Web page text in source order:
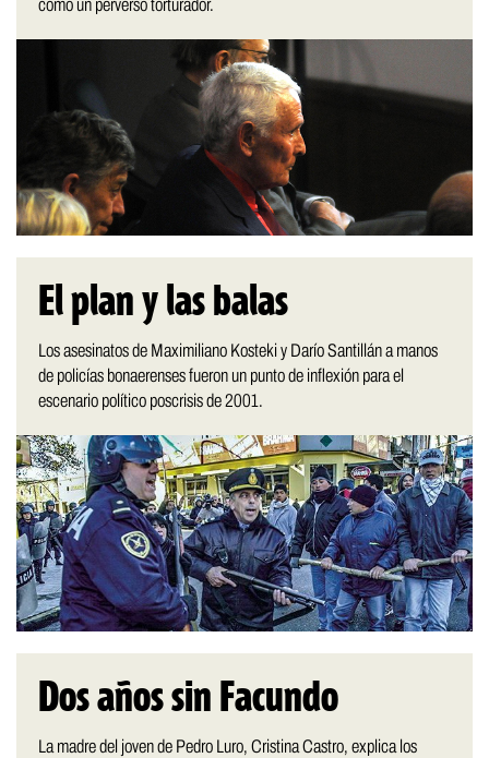
como un perverso torturador.
El plan y las balas
Los asesinatos de Maximiliano Kosteki y Darío Santillán a manos
de policías bonaerenses fueron un punto de inflexión para el
escenario político poscrisis de 2001.
Dos años sin Facundo
La madre del joven de Pedro Luro, Cristina Castro, explica los